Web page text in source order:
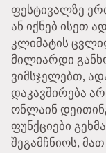
ფესტივალზე
ან იქნებ ისეთ
კლიმატის
მილიარდი
ვიმსჯელებთ,
დაკავშირება
ონლაინ
ფუნქციები
შეგამჩნიოს,